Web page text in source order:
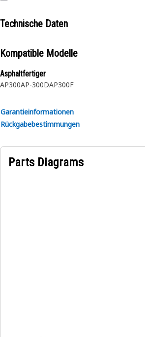
Technische Daten
Kompatible Modelle
Asphaltfertiger
AP300AP-300DAP300F
Garantieinformationen
Rückgabebestimmungen
Parts Diagrams